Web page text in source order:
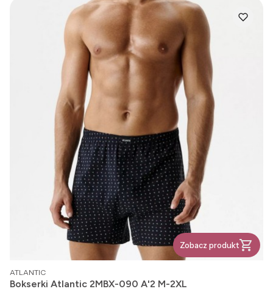
Zobacz produkt
PRODUCENT
ATLANTIC
Bokserki Atlantic 2MBX-090 A'2 M-2XL